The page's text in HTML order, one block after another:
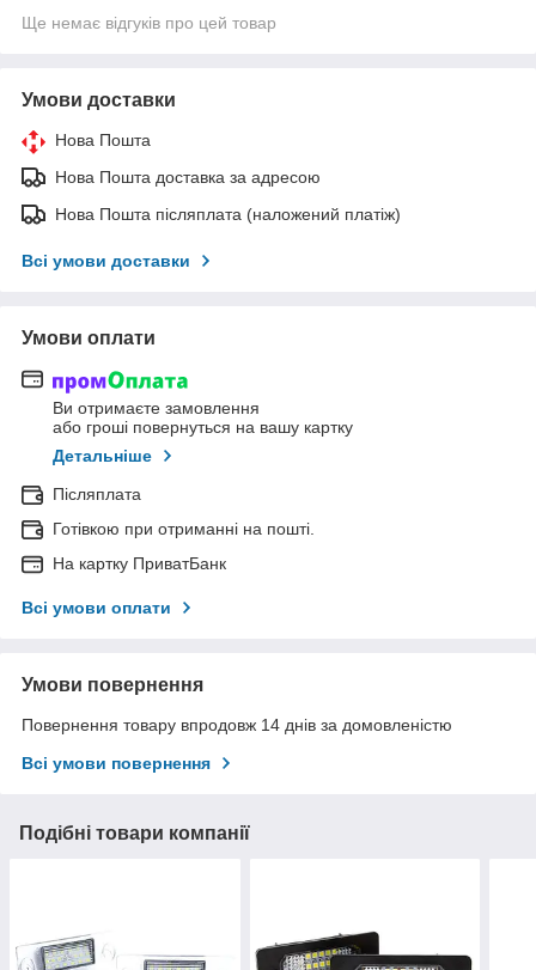
Ще немає відгуків про цей товар
Умови доставки
Нова Пошта
Нова Пошта доставка за адресою
Нова Пошта післяплата (наложений платіж)
Всі умови доставки
Умови оплати
Ви отримаєте замовлення
або гроші повернуться на вашу картку
Детальніше
Післяплата
Готівкою при отриманні на пошті.
На картку ПриватБанк
Всі умови оплати
Умови повернення
Повернення товару впродовж 14 днів за домовленістю
Всі умови повернення
Подібні товари компанії